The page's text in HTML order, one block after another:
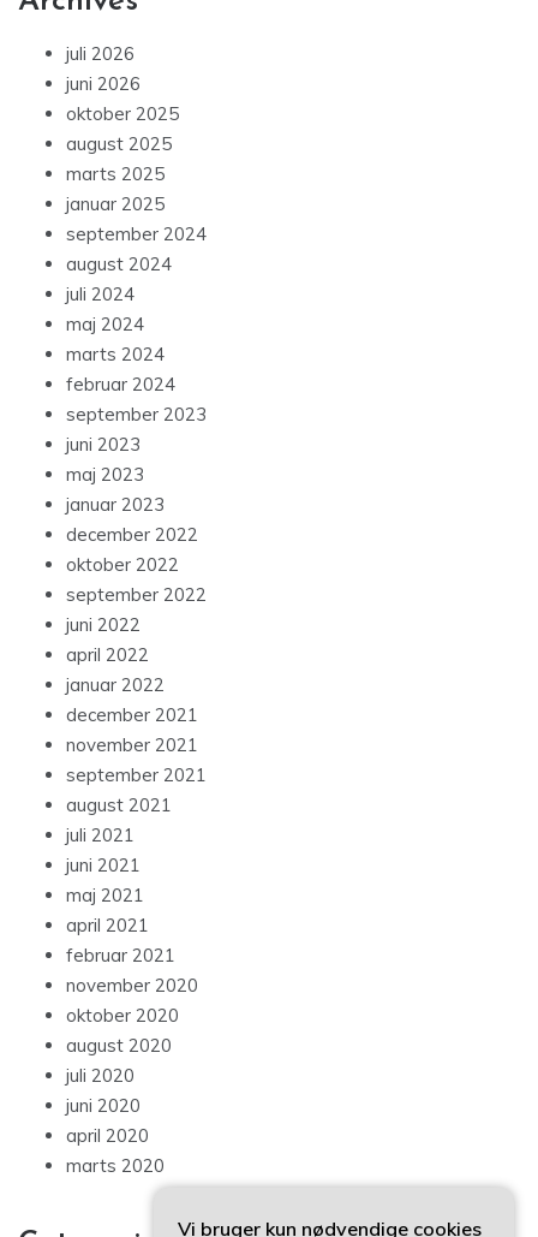
juli 2026
juni 2026
oktober 2025
august 2025
marts 2025
januar 2025
september 2024
august 2024
juli 2024
maj 2024
marts 2024
februar 2024
september 2023
juni 2023
maj 2023
januar 2023
december 2022
oktober 2022
september 2022
juni 2022
april 2022
januar 2022
december 2021
november 2021
september 2021
august 2021
juli 2021
juni 2021
maj 2021
april 2021
februar 2021
november 2020
oktober 2020
august 2020
juli 2020
juni 2020
april 2020
marts 2020
Vi bruger kun nødvendige cookies